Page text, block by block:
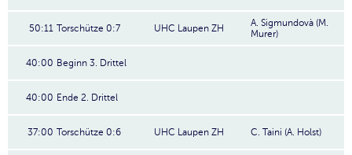
50:11 Torschütze 0:7 UHC Laupen ZH
A. Sigmundovà (M.
Murer)
40:00 Beginn 3. Drittel
40:00 Ende 2. Drittel
37:00 Torschütze 0:6 UHC Laupen ZH C. Taini (A. Holst)